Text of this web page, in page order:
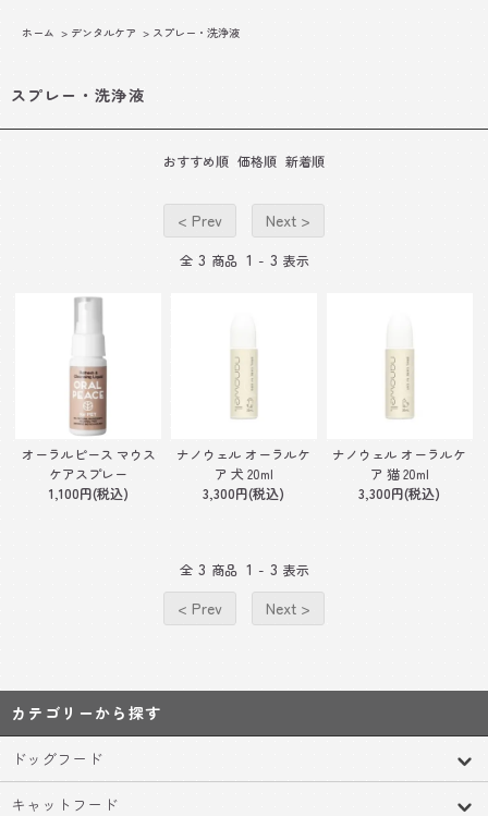
ホーム > デンタルケア > スプレー・洗浄液
スプレー・洗浄液
おすすめ順 価格順 新着順
< Prev Next >
全 3 商品 1 - 3 表示
オーラルピース マウス
ケアスプレー
1,100円(税込)
ナノウェル オーラルケ
ア 犬 20ml
3,300円(税込)
ナノウェル オーラルケ
ア 猫 20ml
3,300円(税込)
全 3 商品 1 - 3 表示
< Prev Next >
カテゴリーから探す
ドッグフード
キャットフード